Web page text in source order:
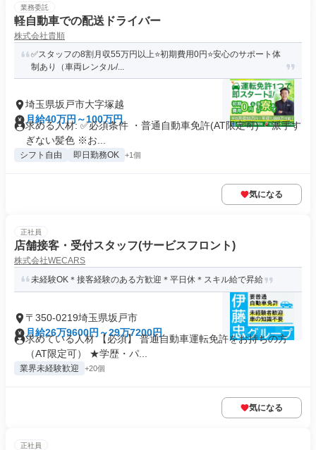
業務委託
軽自動車での配送ドライバー
株式会社貴順
✅スタッフの8割月収55万円以上⭐️初期費用0円⭐️安心のサポート体
制あり（車両レンタル/...
埼玉県坂戸市大字塚越
月給40万円～100万円
求める人材: ✅️必須条件 ・普通自動車免許(AT限定可) ・派手す
ぎない髪色 ※お...
シフト自由 即日勤務OK +1個
気になる
正社員
店舗接客・受付スタッフ(サービスフロント)
株式会社WECARS
未経験OK＊接客経験のある方歓迎＊平日休＊スキル給で昇給
〒350-0219埼玉県坂戸市
月給26万9600円～29万7200円
求めている人材 【必須】 普通自動車運転免許をお持ちの方
（AT限定可） ★学歴・パ...
業界未経験歓迎 +20個
気になる
正社員